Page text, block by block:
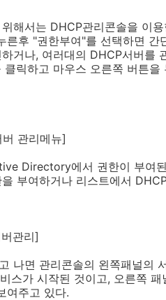
해서는 DHCP관리콘솔을 이
른후 "권한부여"를 선택하면 간
거나, 여러대의 DHCP서버를
릭하고 마우스 오른쪽 버튼
관리메뉴]
Directory에서 권한이 부여
부여하거나 리스트에서
관리]
나면 관리콘솔의 왼쪽패널의
스가 시작된 것이고, 오른쪽
여주고 있다.